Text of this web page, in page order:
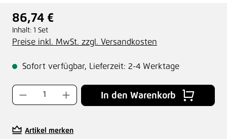
Regulärer Preis:
86,74 €
Inhalt: 1 Set
Preise inkl. MwSt. zzgl. Versandkosten
Sofort verfügbar, Lieferzeit: 2-4 Werktage
Produkt Anzahl: Gib den gewünschten
In den Warenkorb
Artikel merken